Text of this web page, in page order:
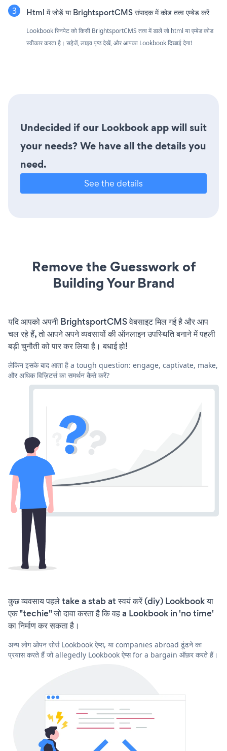
Html में जोड़ें या BrightsportCMS संपादक में कोड तत्व एम्बेड करें
Lookbook स्निपेट को किसी BrightsportCMS तत्व में डालें जो html या एम्बेड कोड
स्वीकार करता है। सहेजें, लाइव पृष्ठ देखें, और आपका Lookbook दिखाई देगा!
Undecided if our Lookbook app will suit
your needs? We have all the details you
need.
See the details
Remove the Guesswork of
Building Your Brand
यदि आपको अपनी BrightsportCMS वेबसाइट मिल गई है और आप
चल रहे हैं, तो आपने अपने व्यवसायों की ऑनलाइन उपस्थिति बनाने में पहली
बड़ी चुनौती को पार कर लिया है। बधाई हो!
लेकिन इसके बाद आता है a tough question: engage, captivate, make,
और अधिक विज़िटर्स का समर्थन कैसे करें?
कुछ व्यवसाय पहले take a stab at स्वयं करें (diy) Lookbook या
एक "techie" जो दावा करता है कि वह a Lookbook in 'no time'
का निर्माण कर सकता है।
अन्य लोग ओपन सोर्स Lookbook ऐप्स, या companies abroad ढूंढने का
प्रयास करते हैं जो allegedly Lookbook ऐप्स for a bargain ऑफ़र करते हैं।